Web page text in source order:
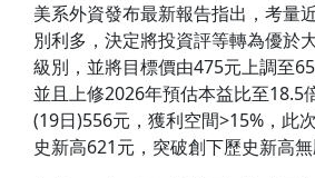
美系外資發布最新報告指出，考量
別利多，決定將投資評等轉為優於
級別，並將目標價由475元上調至
並且上修2026年預估本益比至18.5
(19日)556元，獲利空間>15%，此
史新高621元，突破創下歷史新高無